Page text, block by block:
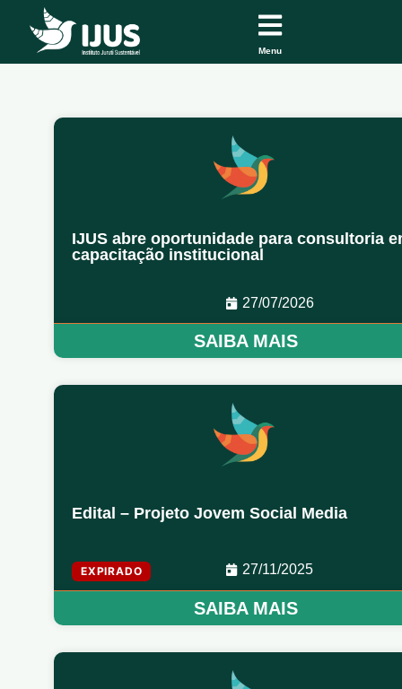
Menu
IJUS abre oportunidade para consultoria
capacitação institucional
27/07/2026
SAIBA MAIS
Edital – Projeto Jovem Social Media
EXPIRADO 27/11/2025
SAIBA MAIS